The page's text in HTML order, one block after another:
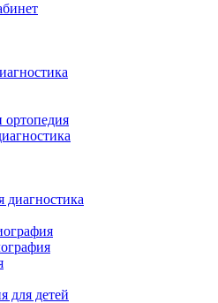
ортопедия
диагностика
для детей